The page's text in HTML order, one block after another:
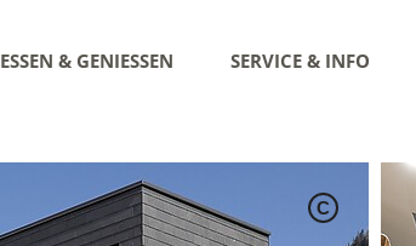
ESSEN & GENIESSEN SERVICE & INFO